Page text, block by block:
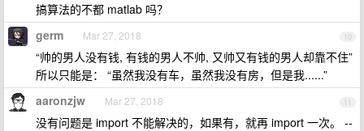
搞算法的不都 matlab 吗？
10
germ Mar 27, 2018
“帅的男人没有钱, 有钱的男人不帅, 又帅又有钱的男人却靠不住”
所以只能是： “虽然我没有车，虽然我没有房，但是我......”
11
aaronzjw Mar 27, 2018
没有问题是 import 不能解决的，如果有，就再 import 一次。 --